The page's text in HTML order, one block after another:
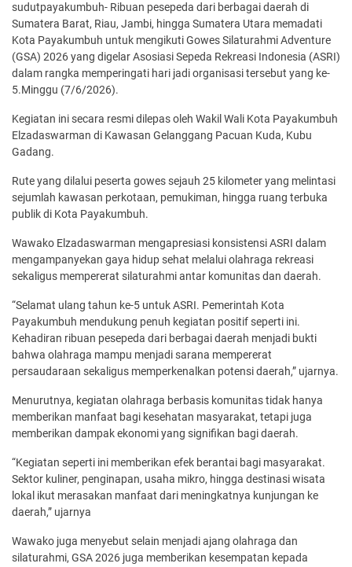
sudutpayakumbuh- Ribuan pesepeda dari berbagai daerah di
Sumatera Barat, Riau, Jambi, hingga Sumatera Utara memadati
Kota Payakumbuh untuk mengikuti Gowes Silaturahmi Adventure
(GSA) 2026 yang digelar Asosiasi Sepeda Rekreasi Indonesia (ASRI)
dalam rangka memperingati hari jadi organisasi tersebut yang ke-
5.Minggu (7/6/2026).
Kegiatan ini secara resmi dilepas oleh Wakil Wali Kota Payakumbuh
Elzadaswarman di Kawasan Gelanggang Pacuan Kuda, Kubu
Gadang.
Rute yang dilalui peserta gowes sejauh 25 kilometer yang melintasi
sejumlah kawasan perkotaan, pemukiman, hingga ruang terbuka
publik di Kota Payakumbuh.
Wawako Elzadaswarman mengapresiasi konsistensi ASRI dalam
mengampanyekan gaya hidup sehat melalui olahraga rekreasi
sekaligus mempererat silaturahmi antar komunitas dan daerah.
“Selamat ulang tahun ke-5 untuk ASRI. Pemerintah Kota
Payakumbuh mendukung penuh kegiatan positif seperti ini.
Kehadiran ribuan pesepeda dari berbagai daerah menjadi bukti
bahwa olahraga mampu menjadi sarana mempererat
persaudaraan sekaligus memperkenalkan potensi daerah,” ujarnya.
Menurutnya, kegiatan olahraga berbasis komunitas tidak hanya
memberikan manfaat bagi kesehatan masyarakat, tetapi juga
memberikan dampak ekonomi yang signifikan bagi daerah.
“Kegiatan seperti ini memberikan efek berantai bagi masyarakat.
Sektor kuliner, penginapan, usaha mikro, hingga destinasi wisata
lokal ikut merasakan manfaat dari meningkatnya kunjungan ke
daerah,” ujarnya
Wawako juga menyebut selain menjadi ajang olahraga dan
silaturahmi, GSA 2026 juga memberikan kesempatan kepada